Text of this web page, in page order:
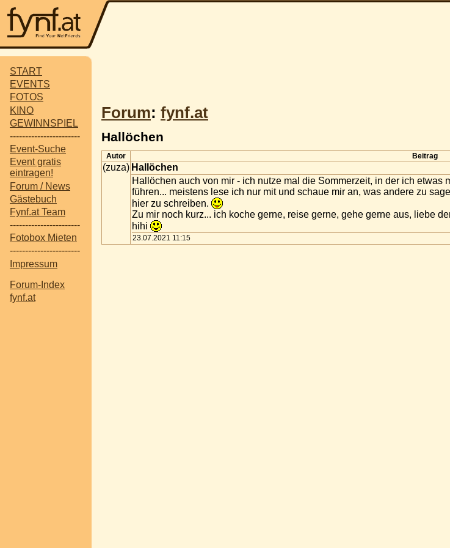
START
EVENTS
FOTOS
KINO
GEWINNSPIEL
-----------------------
Event-Suche
Event gratis
eintragen!
Forum / News
Gästebuch
Fynf.at Team
-----------------------
Fotobox Mieten
-----------------------
Impressum
Forum-Index
fynf.at
Forum: fynf.at
Hallöchen
Autor Beitrag
(zuza) Hallöchen
Hallöchen auch von mir - ich nutze mal die Sommerzeit, in der ich
führen... meistens lese ich nur mit und schaue mir an, was andere zu
hier zu schreiben.
Zu mir noch kurz... ich koche gerne, reise gerne, gehe gerne aus, liebe
hihi
23.07.2021 11:15